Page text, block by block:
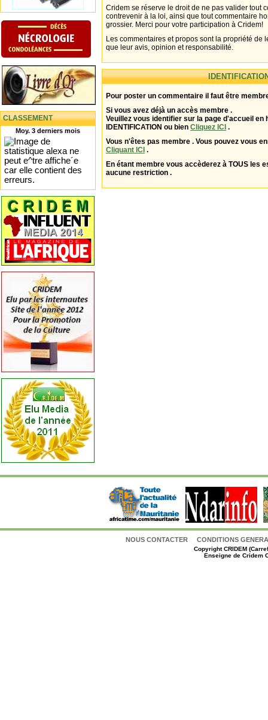
CLASSEMENT
Moy. 3 derniers mois
Cridem se réserve le droit de ne pas valider tout
contrevenir à la loi, ainsi que tout commentaire
grossier. Merci pour votre participation à Cridem!
Les commentaires et propos sont la propriété de
que leur avis, opinion et responsabilité.
Pour poster un commentaire il faut être
Si vous avez déjà un accès membre .
Veuillez vous identifier sur la page d'accueil en
IDENTIFICATION ou bien Cliquez ICI .
Vous n'êtes pas membre . Vous pouvez vous
Cliquant ICI .
En étant membre vous accèderez à TOUS les
aucune restriction .
NOUS CONTACTER CONDITIONS
CopyrightCRIDEM
Enseigne de Cridem